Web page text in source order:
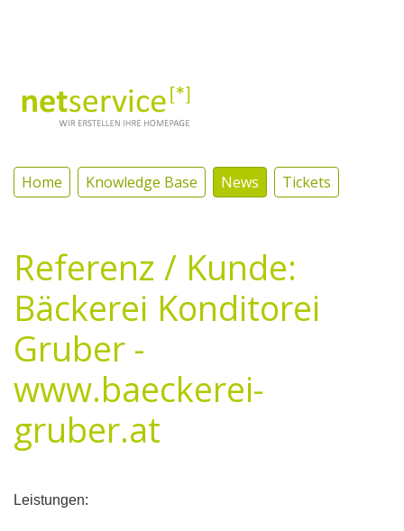
Home Knowledge Base News Tickets
Referenz / Kunde:
Bäckerei Konditorei
Gruber -
www.baeckerei-
gruber.at
Leistungen: